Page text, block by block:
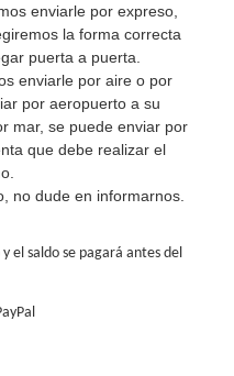
enviarle por expreso,
la forma correcta
puerta a puerta.
enviarle por aire o por
por aeropuerto a su
mar, se puede enviar por
que debe realizar el
no dude en informarnos.
el saldo se pagará antes del